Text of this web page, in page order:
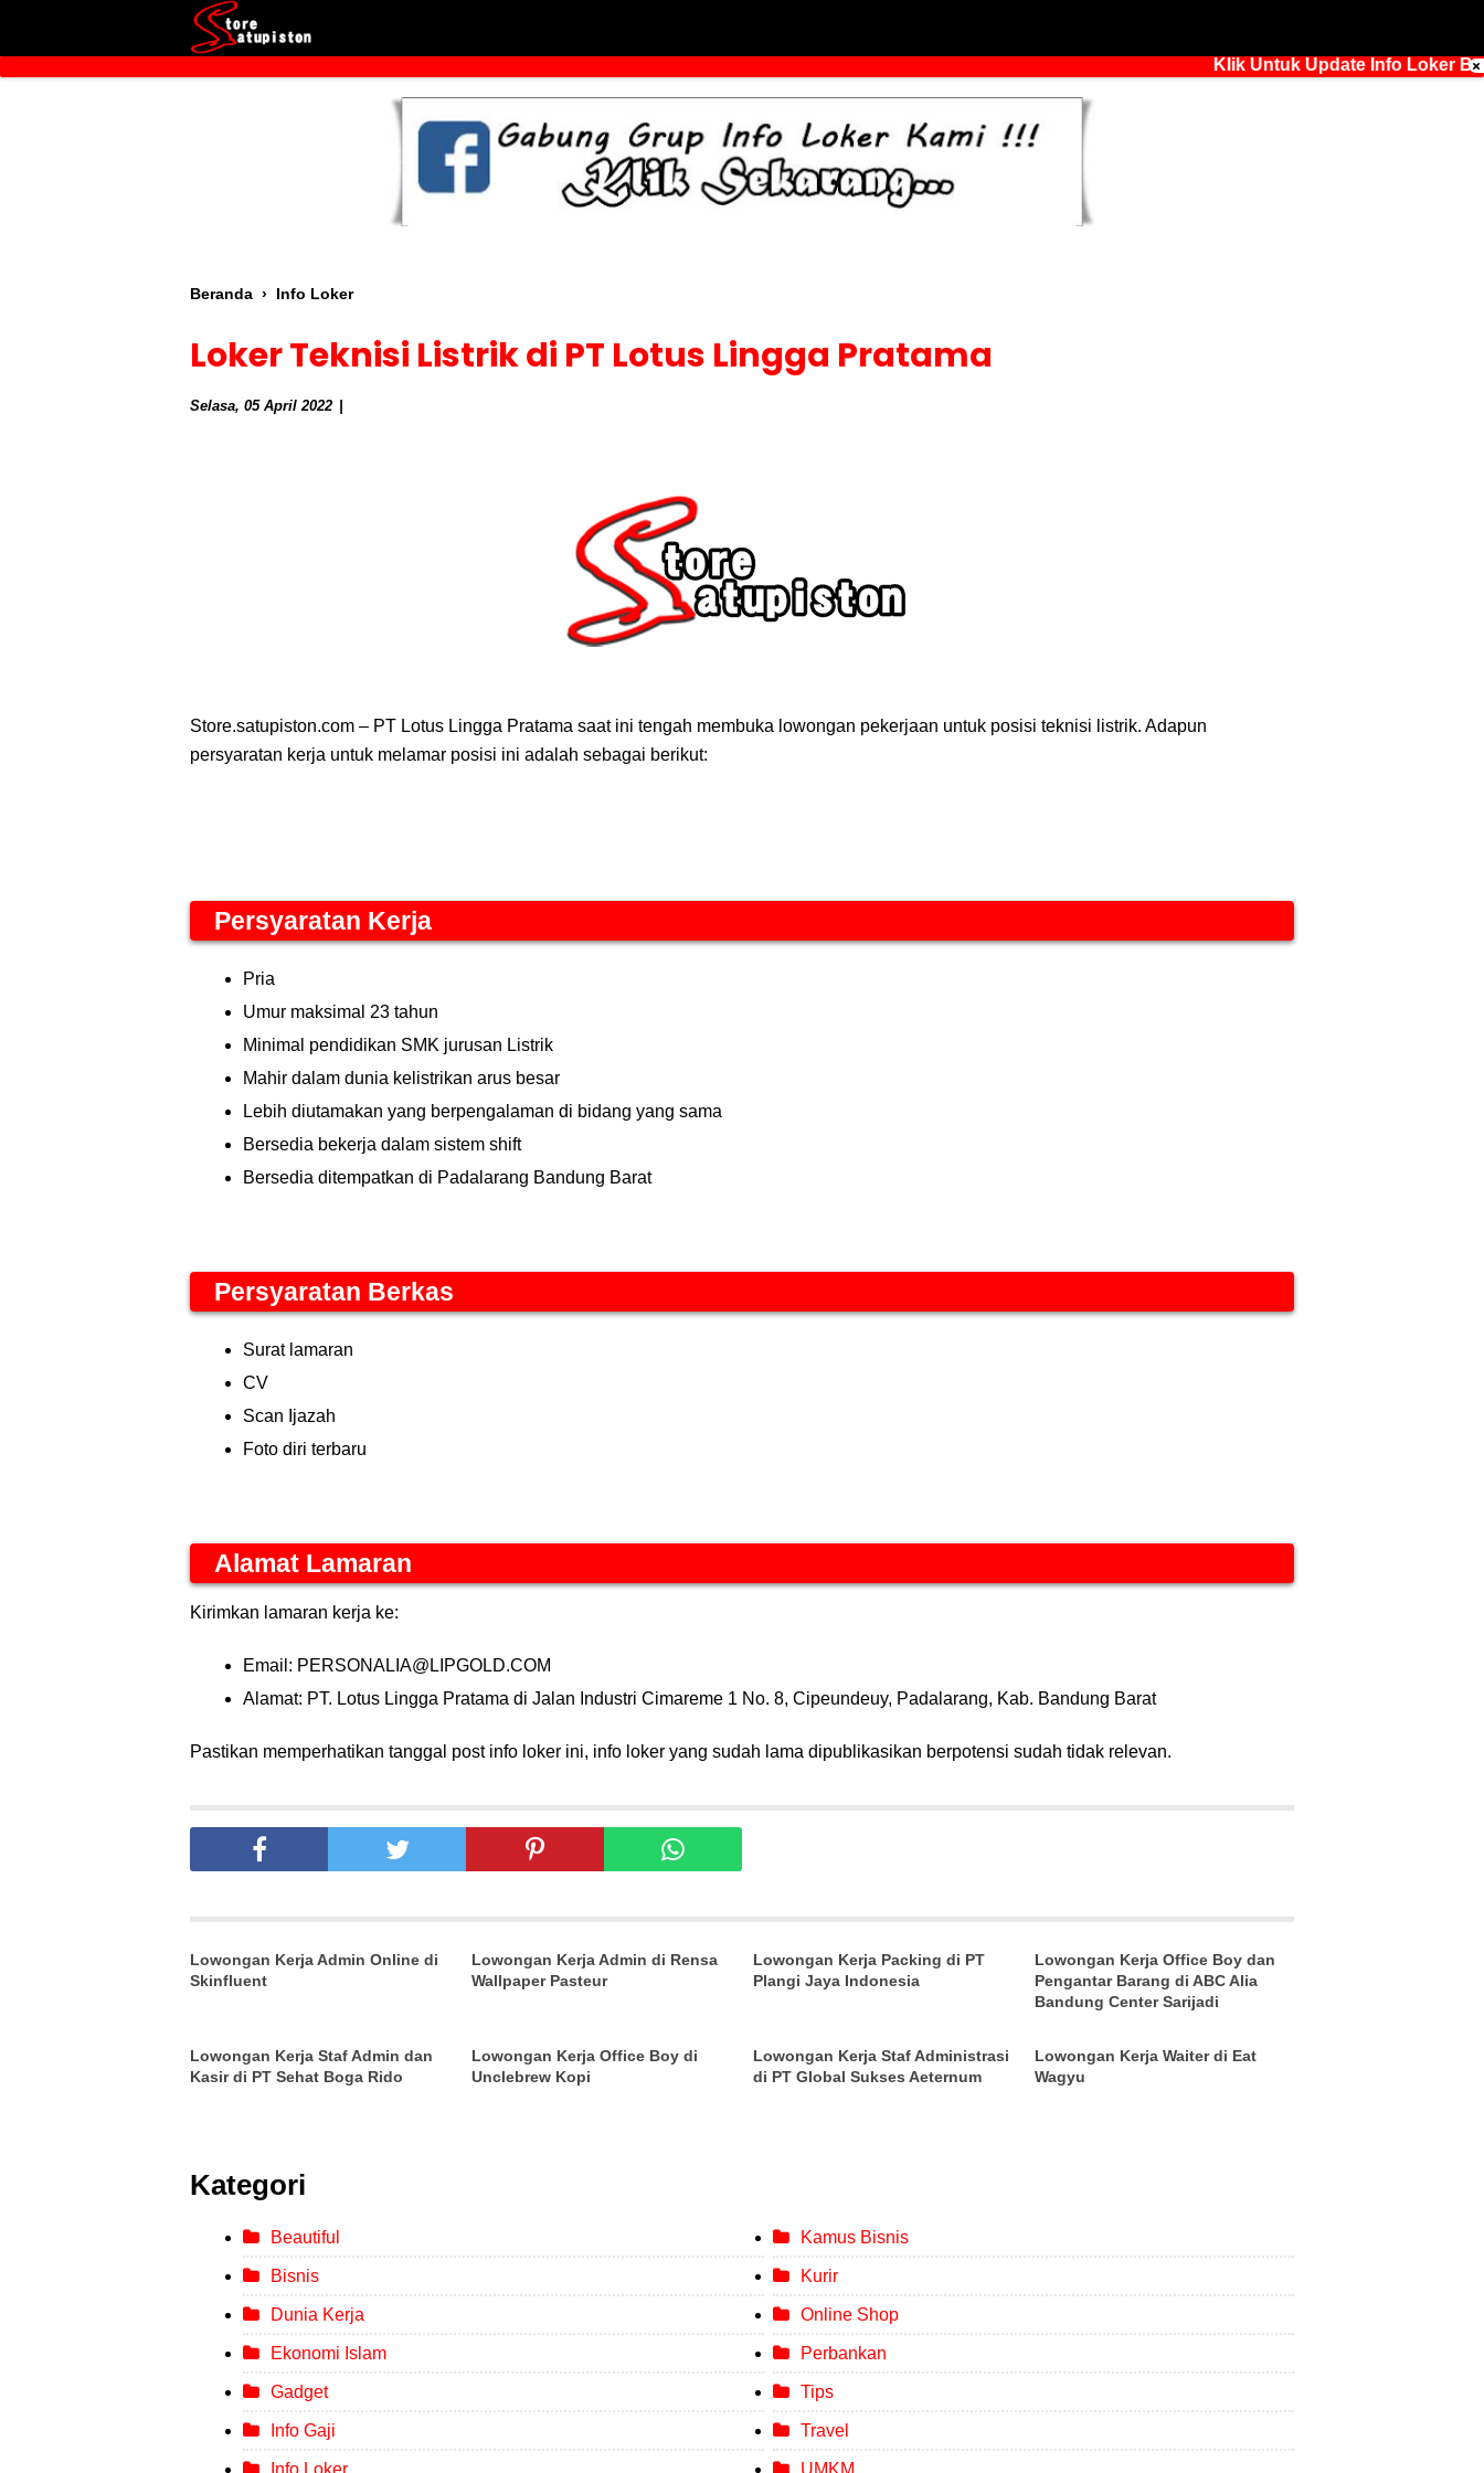
Beranda › Info Loker
Loker Teknisi Listrik di PT Lotus Lingga Pratama
Selasa, 05 April 2022
Store.satupiston.com – PT Lotus Lingga Pratama saat ini tengah membuka lowongan pekerjaan untuk posisi teknisi listrik. Adapun
persyaratan kerja untuk melamar posisi ini adalah sebagai berikut:
Persyaratan Kerja
Pria
Umur maksimal 23 tahun
Minimal pendidikan SMK jurusan Listrik
Mahir dalam dunia kelistrikan arus besar
Lebih diutamakan yang berpengalaman di bidang yang sama
Bersedia bekerja dalam sistem shift
Bersedia ditempatkan di Padalarang Bandung Barat
Persyaratan Berkas
Surat lamaran
CV
Scan Ijazah
Foto diri terbaru
Alamat Lamaran
Kirimkan lamaran kerja ke:
Email: PERSONALIA@LIPGOLD.COM
Alamat: PT. Lotus Lingga Pratama di Jalan Industri Cimareme 1 No. 8, Cipeundeuy, Padalarang, Kab. Bandung Barat
Pastikan memperhatikan tanggal post info loker ini, info loker yang sudah lama dipublikasikan berpotensi sudah tidak relevan.
Lowongan Kerja Admin Online di
Skinfluent
Lowongan Kerja Admin di Rensa
Wallpaper Pasteur
Lowongan Kerja Packing di PT
Plangi Jaya Indonesia
Lowongan Kerja Office Boy dan
Pengantar Barang di ABC Alia
Bandung Center Sarijadi
Lowongan Kerja Staf Admin dan
Kasir di PT Sehat Boga Rido
Lowongan Kerja Office Boy di
Unclebrew Kopi
Lowongan Kerja Staf Administrasi
di PT Global Sukses Aeternum
Lowongan Kerja Waiter di Eat
Wagyu
Kategori
Beautiful
Bisnis
Dunia Kerja
Ekonomi Islam
Gadget
Info Gaji
Info Loker
Kamus Bisnis
Kurir
Online Shop
Perbankan
Tips
Travel
UMKM
Klik Untuk Update Info Loker